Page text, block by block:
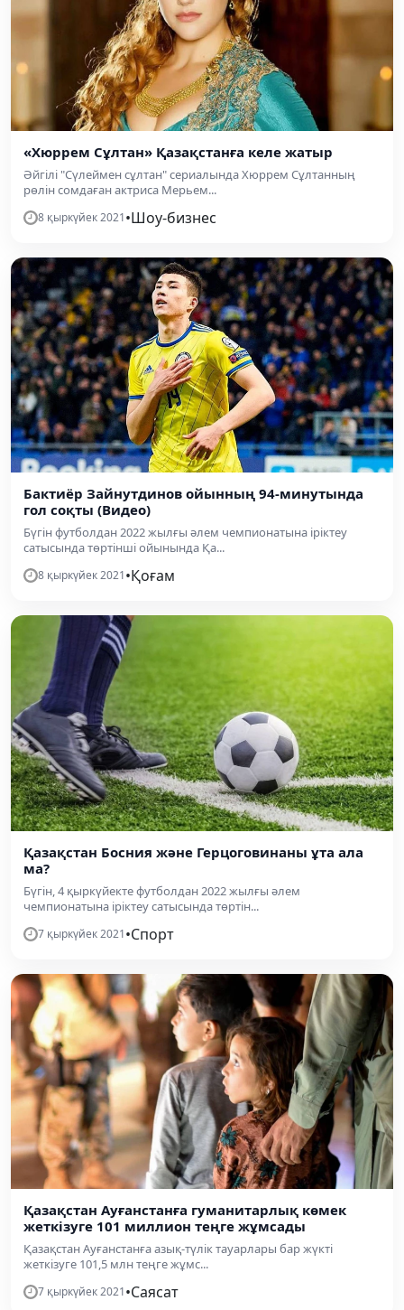
«Хюррем Сұлтан» Қазақстанға келе жатыр
Әйгілі "Сүлеймен сұлтан" сериалында Хюррем Сұлтанның
рөлін сомдаған актриса Мерьем...
8 қыркүйек 2021•Шоу-бизнес
Бактиёр Зайнутдинов ойынның 94-минутында
гол соқты (Видео)
Бүгін футболдан 2022 жылғы әлем чемпионатына іріктеу
сатысында төртінші ойынында Қа...
8 қыркүйек 2021•Қоғам
Қазақстан Босния және Герцоговинаны ұта ала
ма?
Бүгін, 4 қыркүйекте футболдан 2022 жылғы әлем
чемпионатына іріктеу сатысында төртін...
7 қыркүйек 2021•Спорт
Қазақстан Ауғанстанға гуманитарлық көмек
жеткізуге 101 миллион теңге жұмсады
Қазақстан Ауғанстанға азық-түлік тауарлары бар жүкті
жеткізуге 101,5 млн теңге жұмс...
7 қыркүйек 2021•Саясат